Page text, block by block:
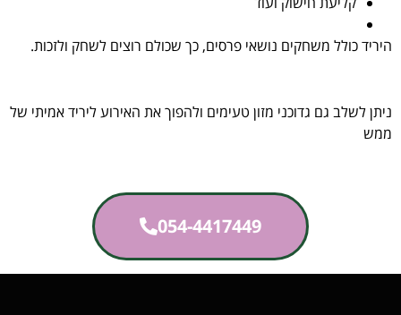
היריד כולל משחקים נושאי פרסים, כך שכולם רוצים לשחק ולזכות.
ניתן לשלב גם גדוכני מזון טעימים ולהפוך את האירוע ליריד אמיתי של
ממש
054-4417449